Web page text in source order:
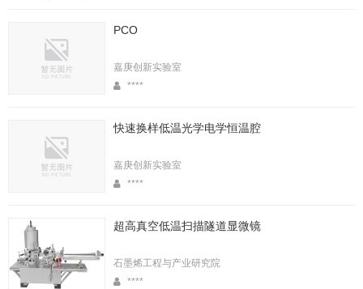
PCO
嘉庚创新实验室
****
快速换样低温光学电学恒温腔
嘉庚创新实验室
****
超高真空低温扫描隧道显微镜
石墨烯工程与产业研究院
****